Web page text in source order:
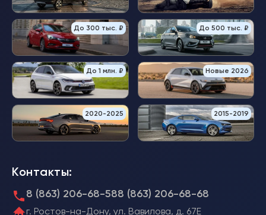
До 300 тыс. ₽ До 500 тыс. ₽
До 1 млн. ₽ Новые 2026
2020-2025 2015-2019
Контакты:
8 (863) 206-68-588 (863) 206-68-68
г. Ростов-на-Дону, ул. Вавилова, д. 67Е